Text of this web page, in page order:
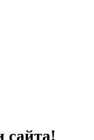
сайта!